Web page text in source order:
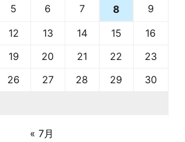
5 6 7 8
9
12 13 14 15
16
19 20 21 22
23
26 27 28 29
30
« 7月